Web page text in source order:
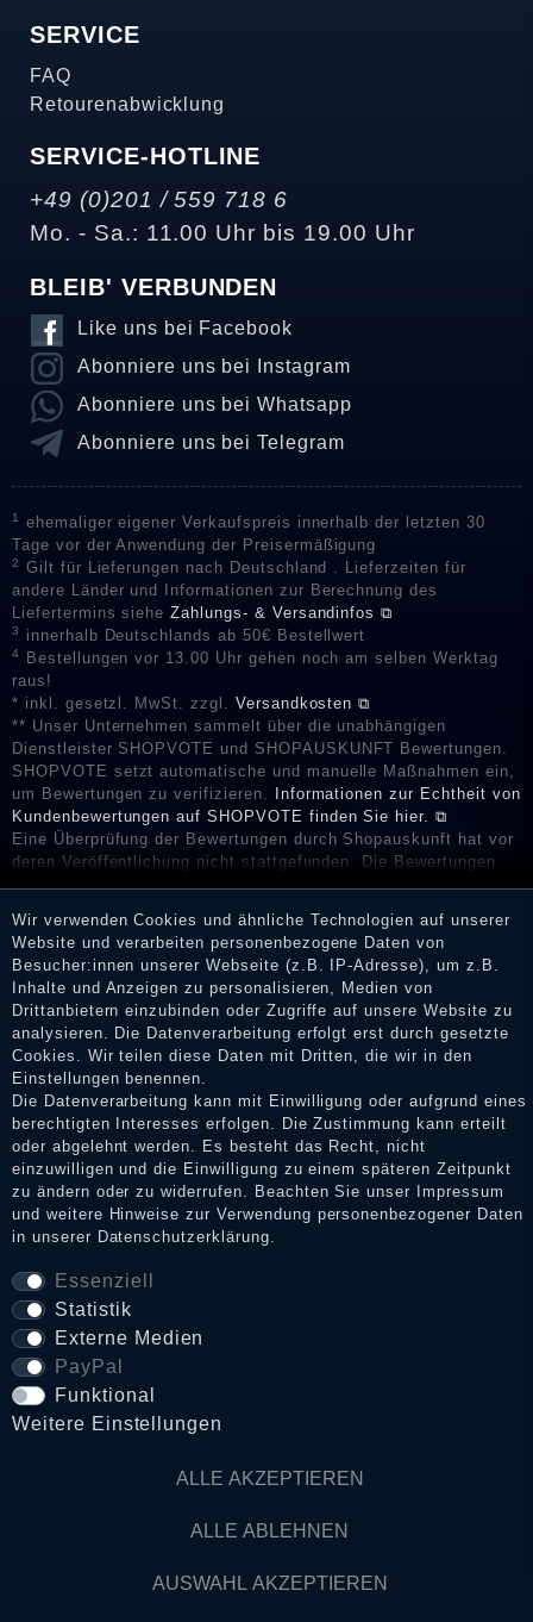
SERVICE
FAQ
Retourenabwicklung
SERVICE-HOTLINE
+49 (0)201 / 559 718 6
Mo. - Sa.: 11.00 Uhr bis 19.00 Uhr
BLEIB' VERBUNDEN
Like uns bei Facebook
Abonniere uns bei Instagram
Abonniere uns bei Whatsapp
Abonniere uns bei Telegram
1
ehemaliger eigener Verkaufspreis innerhalb der letzten 30
Tage vor der Anwendung der Preisermäßigung
2
Gilt für Lieferungen nach Deutschland . Lieferzeiten für
andere Länder und Informationen zur Berechnung des
Liefertermins sieheZahlungs- & Versandinfos ⧉
3 innerhalb Deutschlands ab 50€ Bestellwert
4
Bestellungen vor 13.00 Uhr gehen noch am selben Werktag
raus!
* inkl. gesetzl. MwSt. zzgl. Versandkosten ⧉
** Unser Unternehmen sammelt über die unabhängigen
Dienstleister SHOPVOTE und SHOPAUSKUNFT Bewertungen.
SHOPVOTE setzt automatische und manuelle Maßnahmen ein,
um Bewertungen zu verifizieren.
Informationen zur Echtheit von
Kundenbewertungen auf SHOPVOTE finden Sie hier. ⧉
Eine Überprüfung der Bewertungen durch Shopauskunft hat vor
deren Veröffentlichung nicht stattgefunden. Die Bewertungen
Erhalt einer Benachrichtigungs-E-Mail können Händler die
Bewertungen verifizieren und über die erfolgte Verifizierung im
Shop informieren.
Impressum
Daten­schutz­erklärung
AGB
Widerrufs­recht
VERTRAG WIDERRUFEN
© Copyright 2026 Dark Ages Glasche & Kuczwalska GbR
Wir verwenden Cookies und ähnliche Technologien auf unserer
Website und verarbeiten personenbezogene Daten von
Besucher:innen unserer Webseite (z.B. IP-Adresse), um z.B.
Inhalte und Anzeigen zu personalisieren, Medien von
Drittanbietern einzubinden oder Zugriffe auf unsere Website zu
analysieren. Die Datenverarbeitung erfolgt erst durch gesetzte
Cookies. Wir teilen diese Daten mit Dritten, die wir in den
Einstellungen benennen.
Die Datenverarbeitung kann mit Einwilligung oder aufgrund eines
berechtigten Interesses erfolgen. Die Zustimmung kann erteilt
oder abgelehnt werden. Es besteht das Recht, nicht
einzuwilligen und die Einwilligung zu einem späteren Zeitpunkt
zu ändern oder zu widerrufen. Beachten Sie unser
Impressum
und weitere Hinweise zur Verwendung personenbezogener Daten
in unserer Daten­schutz­erklärung.
Essenziell
Statistik
Externe Medien
PayPal
Funktional
Weitere Einstellungen
ALLE AKZEPTIEREN
ALLE ABLEHNEN
AUSWAHL AKZEPTIEREN